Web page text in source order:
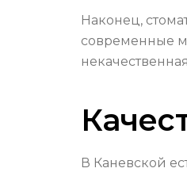
Наконец,
современные
В Каневской